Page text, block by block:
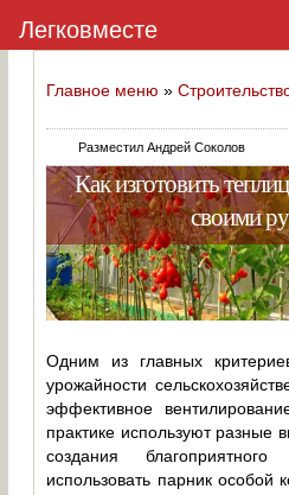
Главное меню »
Разместил Андрей Соколов
Как изготовить
своими
Одним из главных
урожайности
эффективное
практике используют разные
создания
использовать парник особой
Легковместе